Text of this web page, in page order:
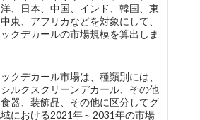
、日本、中国、インド、韓国、東
東、アフリカなどを対象にして、
クデカールの市場規模を算出しま
クデカール市場は、種類別には、
ルクスクリーンデカール、その他
器、装飾品、その他に区分してグ
における2021年～2031年の市場